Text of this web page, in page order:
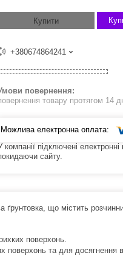
Купити
+380674864241
товару протягом 14
компанії підключені
сайту.
ґрунтовка, що містить
поверхонь.
поверхонь та для досягнення